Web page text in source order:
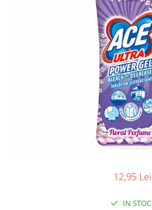
Echipamente de curăţenie
Folie aluminiu,folie alimentara
Produse pentru curatarea tenului
12,95 Lei
IN STOC